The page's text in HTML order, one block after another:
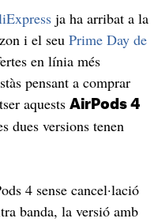
ja ha arribat a la
i el seu Prime Day de
en línia més
pensant a comprar
aquests AirPods 4
dues versions tenen
4 sense cancel·lació
banda, la versió amb